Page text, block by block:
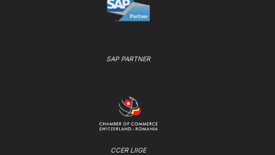
SAP PARTNER
CCER LIIGE